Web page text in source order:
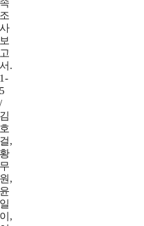
속
조
사
보
고
서.
1-
5
/
김
호
걸,
황
무
원,
윤
일
이,